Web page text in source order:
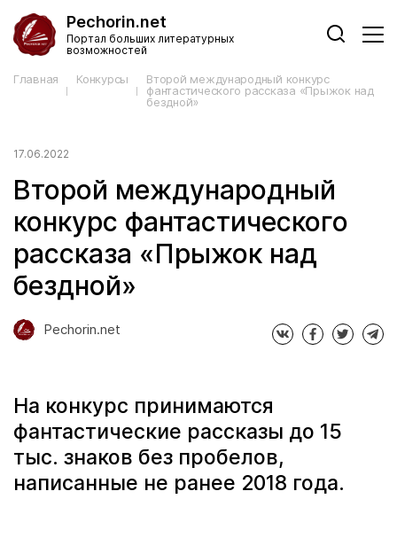
Pechorin.net
Портал больших литературных
возможностей
Главная Конкурсы
Второй международный конкурс
фантастического рассказа «Прыжок над
бездной»
Второй международный
конкурс фантастического
рассказа «Прыжок над
бездной»
17.06.2022
Pechorin.net
На конкурс принимаются
фантастические рассказы до 15
тыс. знаков без пробелов,
написанные не ранее 2018 года.